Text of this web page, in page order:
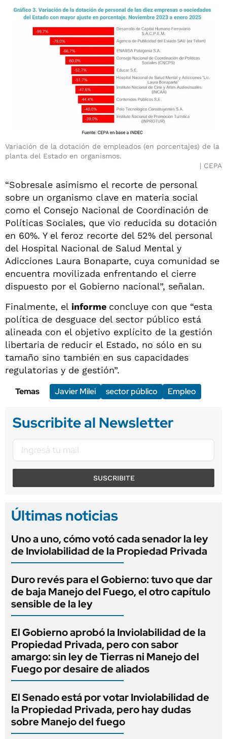
Variación de la dotación de empleados (en porcentajes) de la
planta del Estado en organismos.
CEPA
“Sobresale asimismo el recorte de personal
sobre un organismo clave en materia social
como el Consejo Nacional de Coordinación de
Políticas Sociales, que vio reducida su dotación
en 60%. Y el feroz recorte del 52% del personal
del Hospital Nacional de Salud Mental y
Adicciones Laura Bonaparte, cuya comunidad se
encuentra movilizada enfrentando el cierre
dispuesto por el Gobierno nacional”, señalan.
Finalmente, el informe concluye con que “esta
política de desguace del sector público está
alineada con el objetivo explícito de la gestión
libertaria de reducir el Estado, no sólo en su
tamaño sino también en sus capacidades
regulatorias y de gestión”.
Temas
Javier Milei sector público Empleo
Suscribite al Newsletter
SUSCRIBITE
Últimas noticias
Uno a uno, cómo votó cada senador la ley
de Inviolabilidad de la Propiedad Privada
Duro revés para el Gobierno: tuvo que dar
de baja Manejo del Fuego, el otro capítulo
sensible de la ley
El Gobierno aprobó la Inviolabilidad de la
Propiedad Privada, pero con sabor
amargo: sin ley de Tierras ni Manejo del
Fuego por desaire de aliados
El Senado está por votar Inviolabilidad de
la Propiedad Privada, pero hay dudas
sobre Manejo del fuego